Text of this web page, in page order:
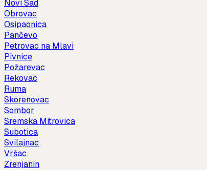
Novi Sad
Obrovac
Osipaonica
Pančevo
Petrovac na Mlavi
Pivnice
Požarevac
Rekovac
Ruma
Skorenovac
Sombor
Sremska Mitrovica
Subotica
Svilajnac
Vršac
Zrenjanin